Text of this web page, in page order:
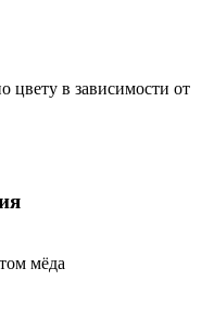
цвету в зависимости от
мёда